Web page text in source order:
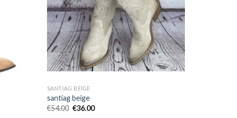
SANTIAG BEIGE
santiag beige
€54.00 €36.00